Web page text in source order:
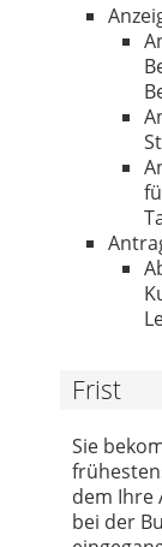
Frist
Sie
dem Ihre
bei der